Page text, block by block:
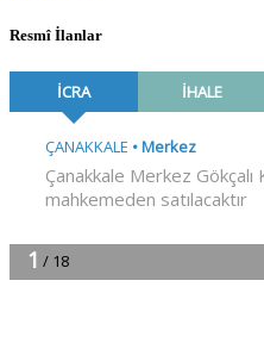
Resmî İlanlar